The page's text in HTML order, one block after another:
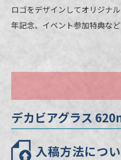
個包装 白
ロゴをデザインしてオリジナ
年記念、イベント参加特典な
デカビアグラス
入稿方法につ